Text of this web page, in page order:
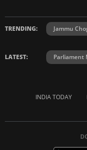
TRENDING: Jammu
LATEST: Parliament
INDIA TODAY